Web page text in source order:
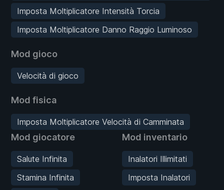
Imposta Moltiplicatore Intensità Torcia
Imposta Moltiplicatore Danno Raggio Luminoso
Mod gioco
Velocità di gioco
Mod fisica
Imposta Moltiplicatore Velocità di Camminata
Mod giocatore
Salute Infinita
Stamina Infinita
Mod inventario
Inalatori Illimitati
Imposta Inalatori